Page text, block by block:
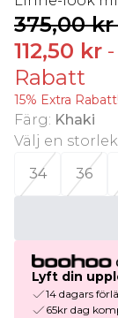
375,00 kr
112,50 kr -
Rabatt
15% Extra
Färg: Khaki
Välj en storlek
34
36
Lyft din
14 dagars
65kr dag